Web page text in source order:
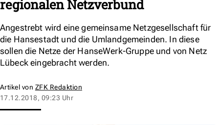
regionalen Netzverbund
Angestrebt wird eine gemeinsame Netzgesellschaft für
die Hansestadt und die Umlandgemeinden. In diese
sollen die Netze der HanseWerk-Gruppe und von Netz
Lübeck eingebracht werden.
Artikel von ZFK Redaktion
17.12.2018, 09:23 Uhr